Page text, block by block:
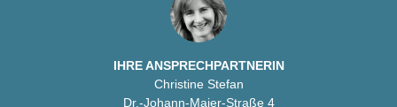
IHRE ANSPRECHPARTNERIN
Christine Stefan
Dr.-Johann-Maier-Straße 4